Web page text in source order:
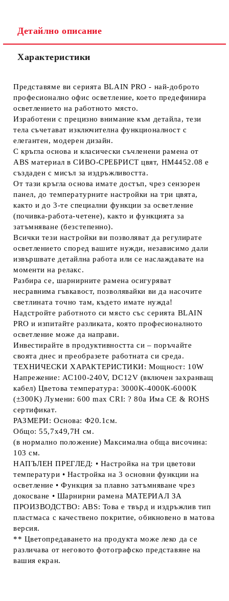
Детайлно описание
Характеристики
Представяме ви серията BLAIN PRO - най-доброто
професионално офис осветление, което предефинира
осветлението на работното място.
Изработени с прецизно внимание към детайла, тези
тела съчетават изключителна функционалност с
елегантен, модерен дизайн.
С кръгла основа и класически съчленени рамена от
ABS материал в СИВО-СРЕБРИСТ цвят, HM4452.08 е
създаден с мисъл за издръжливостта.
От тази кръгла основа имате достъп, чрез сензорен
панел, до температурните настройки на три цвята,
както и до 3-те специални функции за осветление
(почивка-работа-четене), както и функцията за
затъмняване (безстепенно).
Всички тези настройки ви позволяват да регулирате
осветлението според вашите нужди, независимо дали
извършвате детайлна работа или се наслаждавате на
моменти на релакс.
Разбира се, шарнирните рамена осигуряват
несравнима гъвкавост, позволявайки ви да насочите
светлината точно там, където имате нужда!
Надстройте работното си място със серията BLAIN
PRO и изпитайте разликата, която професионалното
осветление може да направи.
Инвестирайте в продуктивността си – поръчайте
своята днес и преобразете работната си среда.
ТЕХНИЧЕСКИ ХАРАКТЕРИСТИКИ: Мощност: 10W
Напрежение: AC100-240V, DC12V (включен захранващ
кабел) Цветова температура: 3000K-4000K-6000K
(±300K) Лумени: 600 max CRI: ? 80a Има CE & ROHS
сертификат.
РАЗМЕРИ: Основа: Φ20.1см.
Общо: 55,7x49,7H см.
(в нормално положение) Максимална обща височина:
103 см.
НАПЪЛЕН ПРЕГЛЕД: • Настройка на три цветови
температури • Настройка на 3 основни функции на
осветление • Функция за плавно затъмняване чрез
докосване • Шарнирни рамена МАТЕРИАЛ ЗА
ПРОИЗВОДСТВО: ABS: Това е твърд и издръжлив тип
пластмаса с качествено покритие, обикновено в матова
версия.
** Цветопредаването на продукта може леко да се
различава от неговото фотографско представяне на
вашия екран.